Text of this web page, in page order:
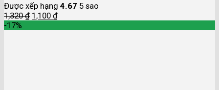
Được xếp hạng 4.67 5 sao
1,320₫ 1,100 ₫
-17%